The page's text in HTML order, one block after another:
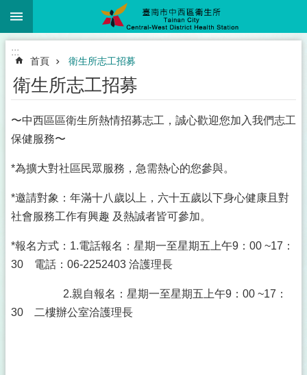
跳到主要內容區塊
:::
首頁 衛生所志工招募
衛生所志工招募
〜中西區區衛生所熱情招募志工，誠心歡迎您加入我們志工
保健服務〜
*為擴大對社區民眾服務，急需熱心的您參與。
*邀請對象：年滿十八歲以上，六十五歲以下身心健康且對
社會服務工作有興趣 及熱誠者皆可參加。
*報名方式：1.電話報名：星期一至星期五上午9：00 ~17：
30 電話：06-2252403 洽護理長
2.親自報名：星期一至星期五上午9：00 ~17：
30 二樓辦公室洽護理長